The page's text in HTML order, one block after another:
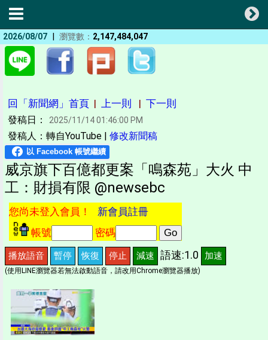
2026/08/07 | 瀏覽數： 2,147,484,047
回「新聞網」首頁 | 上一則 | 下一則
發稿日： 2025/11/14 01:46:00 PM
發稿人：轉自YouTube | 修改新聞稿
威京旗下百億都更案「鳴森苑」大火 中
工：財損有限 @newsebc
您尚未登入會員！ 新會員註冊
帳號
密碼
播放語音 暫停 恢復 停止 減速 語速:1.0 加速
(使用LINE瀏覽器若無法啟動語音，請改用Chrome瀏覽器播放)